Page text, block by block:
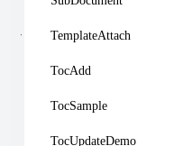
TemplateAttach
TocAdd
TocSample
TocUpdateDemo